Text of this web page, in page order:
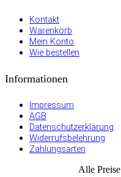
Kontakt
Warenkorb
Mein Konto
Wie bestellen
Informationen
Impressum
AGB
Datenschutzerklärung
Widerrufsbelehrung
Zahlungsarten
Alle